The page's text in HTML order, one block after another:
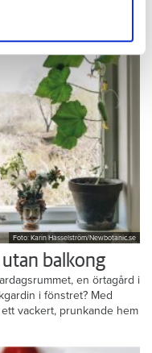
Foto: Karin Hasselström/Newbotanic.se
balkong
en örtagård i
i fönstret? Med
vackert, prunkande hem